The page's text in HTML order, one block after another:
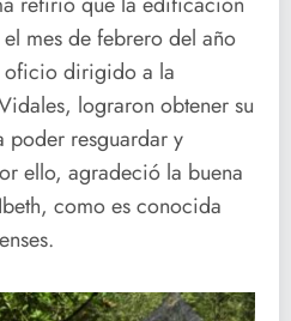
mes de febrero del año
oficio dirigido a la
lograron obtener su
poder resguardar y
ello, agradeció la buena
como es conocida